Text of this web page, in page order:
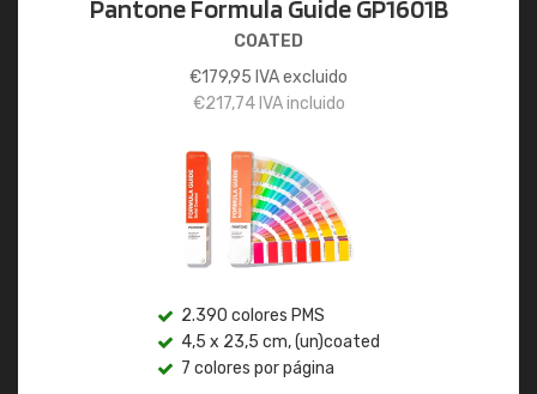
Pantone Formula Guide GP1601B
COATED
€179,95 IVA excluido
€217,74IVA incluido
2.390 colores PMS
4,5 x 23,5 cm, (un)coated
7 colores por página